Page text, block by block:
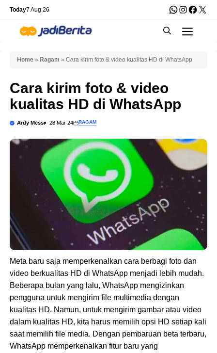
Skip
content
Today7 Aug 26 WhatsApp
X
Home » Ragam » Cara kirim foto & video kualitas HD di WhatsApp
Cara kirim foto & video
kualitas HD di WhatsApp
Ardy Messi 28 Mar 24 RAGAM
Meta baru saja memperkenalkan cara berbagi foto dan
video berkualitas HD di WhatsApp menjadi lebih mudah.
Beberapa bulan yang lalu, WhatsApp mengizinkan
pengguna untuk mengirim file multimedia dengan
kualitas HD. Namun, untuk mengirim gambar atau video
dalam kualitas HD, kita harus memilih opsi HD setiap kali
saat memilih file media. Dengan pembaruan beta terbaru,
WhatsApp memperkenalkan fitur baru yang